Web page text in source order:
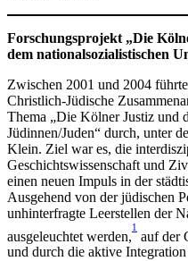
Forschungsprojekt „Die
dem nationalsozialistischen
Zwischen 2001 und 2004
Christlich-Jüdische
Thema „Die Kölner Justiz und
Jüdinnen/Juden“ durch, unter
Klein. Ziel war es, die
Geschichtswissenschaft und
einen neuen Impuls in der
Ausgehend von der jüdischen
unhinterfragte Leerstellen der
ausgeleuchtet werden,
1
auf der
und durch die aktive